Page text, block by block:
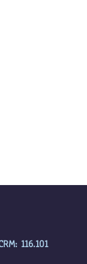
116.101